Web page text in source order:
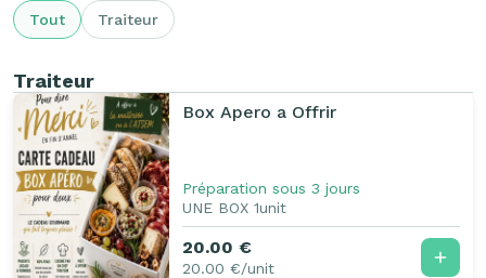
Tout Traiteur
Traiteur
Box Apero a Offrir
Préparation sous 3 jours
UNE BOX 1unit
20.00 €
20.00 €/unit